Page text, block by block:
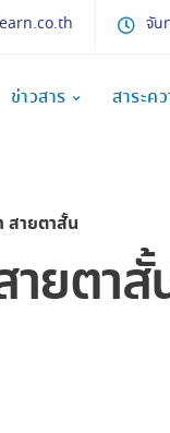
จัน
ข่าวสาร สาระค
สายตาสั้น
ายตาสั้